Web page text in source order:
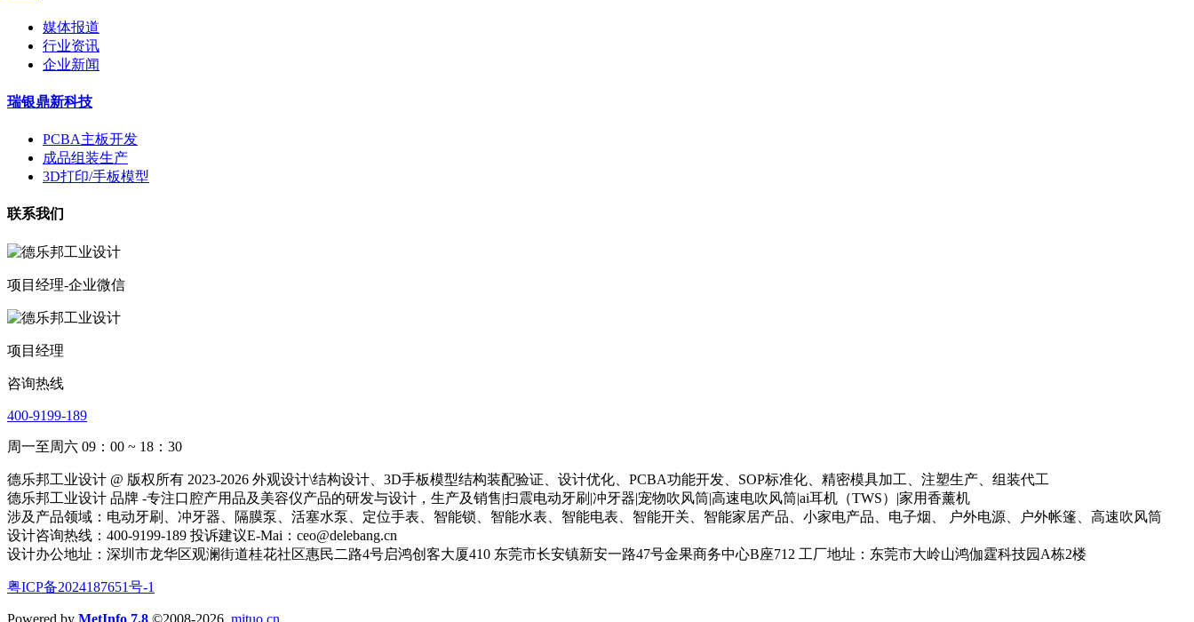
媒体报道
行业资讯
企业新闻
瑞银鼎新科技
PCBA主板开发
成品组装生产
3D打印/手板模型
联系我们
项目经理-企业微信
项目经理
咨询热线
400-9199-189
周一至周六 09：00 ~ 18：30
德乐邦工业设计 @ 版权所有 2023-2026 外观设计\结构设计、3D手板模型结构装配验证、设计优化、PCBA功能开发、SOP标准化、精密模具加工、注塑生产、组装代工
德乐邦工业设计 品牌 -专注口腔产用品及美容仪产品的研发与设计，生产及销售|扫震电动牙刷|冲牙器|宠物吹风筒|高速电吹风筒|ai耳机（TWS）|家用香薰机
涉及产品领域：电动牙刷、冲牙器、隔膜泵、活塞水泵、定位手表、智能锁、智能水表、智能电表、智能开关、智能家居产品、小家电产品、电子烟、 户外电源、户外帐篷、高速吹风筒
设计咨询热线：400-9199-189 投诉建议E-Mai：ceo@delebang.cn
设计办公地址：深圳市龙华区观澜街道桂花社区惠民二路4号启鸿创客大厦410 东莞市长安镇新安一路47号金果商务中心B座712 工厂地址：东莞市大岭山鸿伽霆科技园A栋2楼
粤ICP备2024187651号-1
Powered by MetInfo 7.8 ©2008-2026 mituo.cn